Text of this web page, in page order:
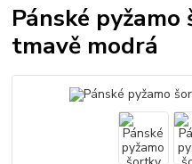
Pánské
tmavě modrá